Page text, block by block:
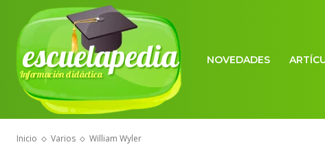
escuelapedia
Información didáctica
NOVEDADES
Inicio Varios William Wyler
VARIOS
William Wyler